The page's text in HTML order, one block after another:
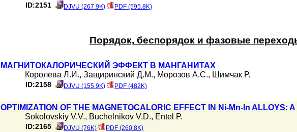
ID:2151 DJVU (267.9K) PDF (595.8K)
Порядок, беспорядок и фазовые
МАГНИТОКАЛОРИЧЕСКИЙ ЭФФЕКТ В МАНГАНИТАХ
Королева Л.И., Защиринский Д.М., Морозов А.С., Шимчак Р.
ID:2158 DJVU (155.9K) PDF (482K)
OPTIMIZATION OF THE MAGNETOCALORIC EFFECT IN Ni-Mn-In ALLOYS:
Sokolovskiy V.V., Buchelnikov V.D., Entel P.
ID:2165 DJVU (76K) PDF (260.8K)